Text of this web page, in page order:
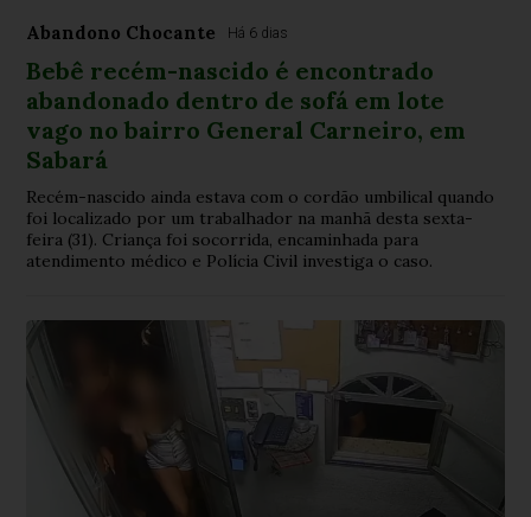
Abandono Chocante Há 6 dias
Bebê recém-nascido é encontrado
abandonado dentro de sofá em lote
vago no bairro General Carneiro, em
Sabará
Recém-nascido ainda estava com o cordão umbilical quando
foi localizado por um trabalhador na manhã desta sexta-
feira (31). Criança foi socorrida, encaminhada para
atendimento médico e Polícia Civil investiga o caso.